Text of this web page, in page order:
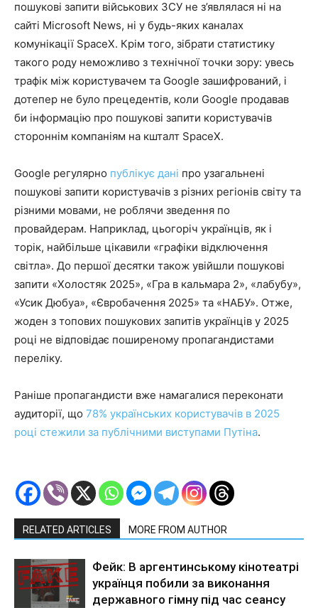
пошукові запити військових ЗСУ не з’являлася ні на
сайті Microsoft News, ні у будь-яких каналах
комунікації SpaceX. Крім того, зібрати статистику
такого роду неможливо з технічної точки зору: увесь
трафік між користувачем та Google зашифрований, і
дотепер не було прецедентів, коли Google продавав
би інформацію про пошукові запити користувачів
стороннім компаніям на кшталт SpaceX.
Google регулярно публікує дані про узагальнені
пошукові запити користувачів з різних регіонів світу та
різними мовами, не роблячи зведення по
провайдерам. Наприклад, цьогоріч українців, як і
торік, найбільше цікавили «графіки відключення
світла». До першої десятки також увійшли пошукові
запити «Холостяк 2025», «Гра в кальмара 2», «лабубу»,
«Усик Дюбуа», «Євробачення 2025» та «НАБУ». Отже,
жоден з топових пошукових запитів українців у 2025
році не відповідає поширеному пропагандистами
переліку.
Раніше пропагандисти вже намагалися переконати
аудиторії, що 78% українських користувачів в 2025
році стежили за публічними виступами Путіна.
RELATED ARTICLES MORE FROM AUTHOR
Фейк: В аргентинському кінотеатрі
українця побили за виконання
державного гімну під час сеансу